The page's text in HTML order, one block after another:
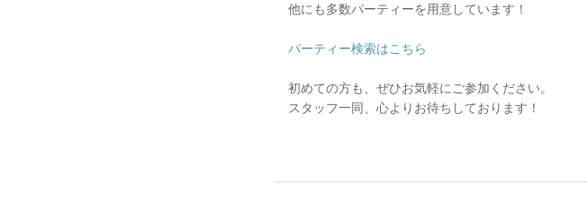
他にも多数パーティーを用意しています！
パーティー検索はこちら
初めての方も、ぜひお気軽にご参加ください。
スタッフ一同、心よりお待ちしております！